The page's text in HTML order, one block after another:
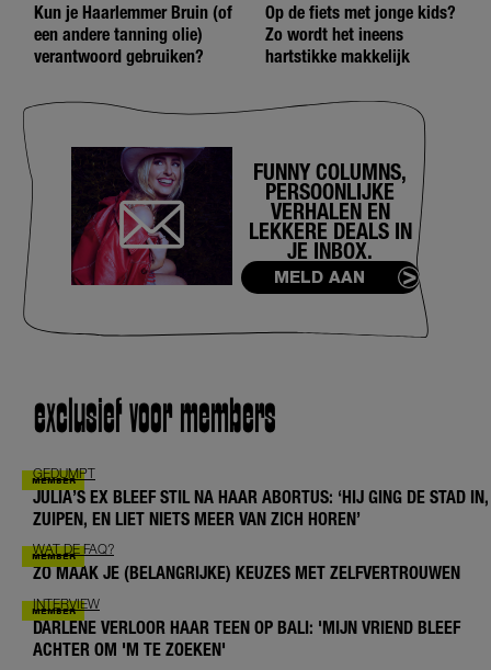
Kun je Haarlemmer Bruin (of
een andere tanning olie)
verantwoord gebruiken?
Op de fiets met jonge kids?
Zo wordt het ineens
hartstikke makkelijk
FUNNY COLUMNS,
PERSOONLIJKE
VERHALEN EN
LEKKERE DEALS IN
JE INBOX.
MELD AAN
exclusief voor members
GEDUMPT
JULIA’S EX BLEEF STIL NA HAAR ABORTUS: ‘HIJ GING DE STAD IN,
ZUIPEN, EN LIET NIETS MEER VAN ZICH HOREN’
WAT DE FAQ?
ZO MAAK JE (BELANGRIJKE) KEUZES MET ZELFVERTROUWEN
INTERVIEW
DARLENE VERLOOR HAAR TEEN OP BALI: 'MIJN VRIEND BLEEF
ACHTER OM 'M TE ZOEKEN'